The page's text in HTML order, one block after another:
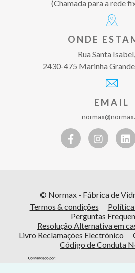
(Chamada para a rede
ONDE
Rua Santa
2430-475 Marinha
EMAIL
© Normax - Fábrica de
Termos & condições
Política
Perguntas
Resolução Alternativa em
Livro Reclamações Electrónico
Código de Conduta